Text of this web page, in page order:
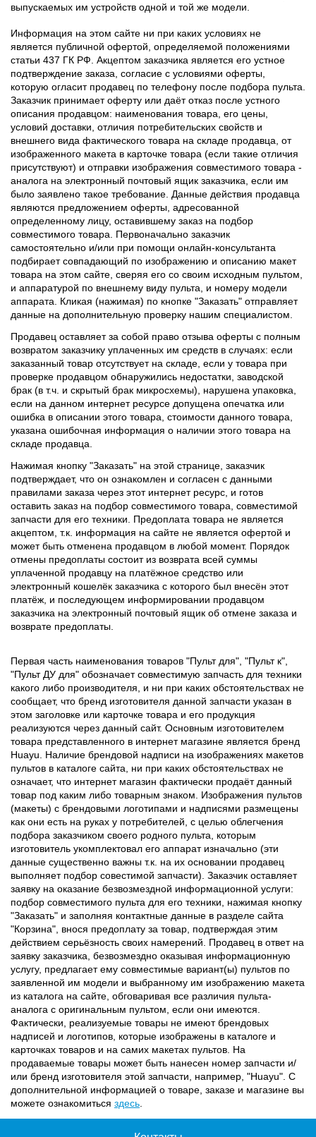
выпускаемых им устройств одной и той же модели.
Информация на этом сайте ни при каких условиях не
является публичной офертой, определяемой положениями
статьи 437 ГК РФ. Акцептом заказчика является его устное
подтверждение заказа, согласие с условиями оферты,
которую огласит продавец по телефону после подбора пульта.
Заказчик принимает оферту или даёт отказ после устного
описания продавцом: наименования товара, его цены,
условий доставки, отличия потребительских свойств и
внешнего вида фактического товара на складе продавца, от
изображенного макета в карточке товара (если такие отличия
присутствуют) и отправки изображения совместимого товара -
аналога на электронный почтовый ящик заказчика, если им
было заявлено такое требование. Данные действия продавца
являются предложением оферты, адресованной
определенному лицу, оставившему заказ на подбор
совместимого товара. Первоначально заказчик
самостоятельно и/или при помощи онлайн-консультанта
подбирает совпадающий по изображению и описанию макет
товара на этом сайте, сверяя его со своим исходным пультом,
и аппаратурой по внешнему виду пульта, и номеру модели
аппарата. Кликая (нажимая) по кнопке "Заказать" отправляет
данные на дополнительную проверку нашим специалистом.
Продавец оставляет за собой право отзыва оферты с полным
возвратом заказчику уплаченных им средств в случаях: если
заказанный товар отсутствует на складе, если у товара при
проверке продавцом обнаружились недостатки, заводской
брак (в т.ч. и скрытый брак микросхемы), нарушена упаковка,
если на данном интернет ресурсе допущена опечатка или
ошибка в описании этого товара, стоимости данного товара,
указана ошибочная информация о наличии этого товара на
складе продавца.
Нажимая кнопку "Заказать" на этой странице, заказчик
подтверждает, что он ознакомлен и согласен с данными
правилами заказа через этот интернет ресурс, и готов
оставить заказ на подбор совместимого товара, совместимой
запчасти для его техники. Предоплата товара не является
акцептом, т.к. информация на сайте не является офертой и
может быть отменена продавцом в любой момент. Порядок
отмены предоплаты состоит из возврата всей суммы
уплаченной продавцу на платёжное средство или
электронный кошелёк заказчика с которого был внесён этот
платёж, и последующем информировании продавцом
заказчика на электронный почтовый ящик об отмене заказа и
возврате предоплаты.
Первая часть наименования товаров "Пульт для", "Пульт к",
"Пульт ДУ для" обозначает совместимую запчасть для техники
какого либо производителя, и ни при каких обстоятельствах не
сообщает, что бренд изготовителя данной запчасти указан в
этом заголовке или карточке товара и его продукция
реализуются через данный сайт. Основным изготовителем
товара представленного в интернет магазине является бренд
Huayu. Наличие брендовой надписи на изображениях макетов
пультов в каталоге сайта, ни при каких обстоятельствах не
означает, что интернет магазин фактически продаёт данный
товар под каким либо товарным знаком. Изображения пультов
(макеты) с брендовыми логотипами и надписями размещены
как они есть на руках у потребителей, с целью облегчения
подбора заказчиком своего родного пульта, которым
изготовитель укомплектовал его аппарат изначально (эти
данные существенно важны т.к. на их основании продавец
выполняет подбор совестимой запчасти). Заказчик оставляет
заявку на оказание безвозмездной информационной услуги:
подбор совместимого пульта для его техники, нажимая кнопку
"Заказать" и заполняя контактные данные в разделе сайта
"Корзина", внося предоплату за товар, подтверждая этим
действием серьёзность своих намерений. Продавец в ответ на
заявку заказчика, безвозмездно оказывая информационную
услугу, предлагает ему совместимые вариант(ы) пультов по
заявленной им модели и выбранному им изображению макета
из каталога на сайте, обговаривая все различия пульта-
аналога с оригинальным пультом, если они имеются.
Фактически, реализуемые товары не имеют брендовых
надписей и логотипов, которые изображены в каталоге и
карточках товаров и на самих макетах пультов. На
продаваемые товары может быть нанесен номер запчасти и/
или бренд изготовителя этой запчасти, например, "Huayu". С
дополнительной информацией о товаре, заказе и магазине вы
можете ознакомиться здесь